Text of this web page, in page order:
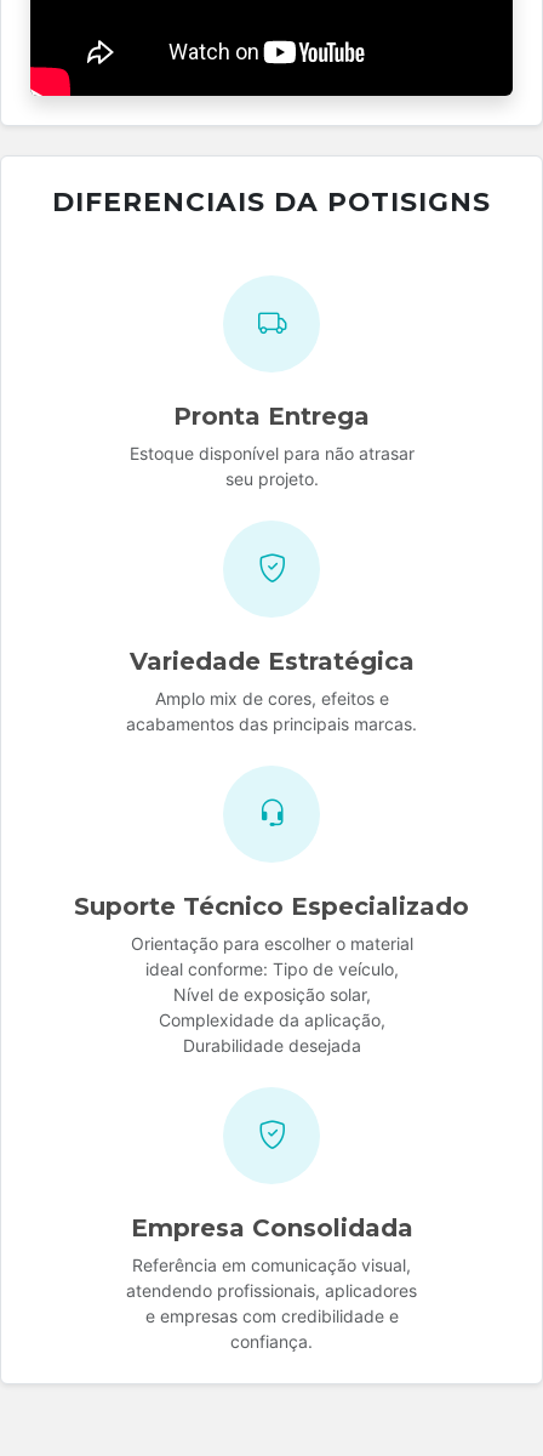
DIFERENCIAIS DA POTISIGNS
Pronta Entrega
Estoque disponível para não atrasar
seu projeto.
Variedade Estratégica
Amplo mix de cores, efeitos e
acabamentos das principais marcas.
Suporte Técnico Especializado
Orientação para escolher o material
ideal conforme: Tipo de veículo,
Nível de exposição solar,
Complexidade da aplicação,
Durabilidade desejada
Empresa Consolidada
Referência em comunicação visual,
atendendo profissionais, aplicadores
e empresas com credibilidade e
confiança.